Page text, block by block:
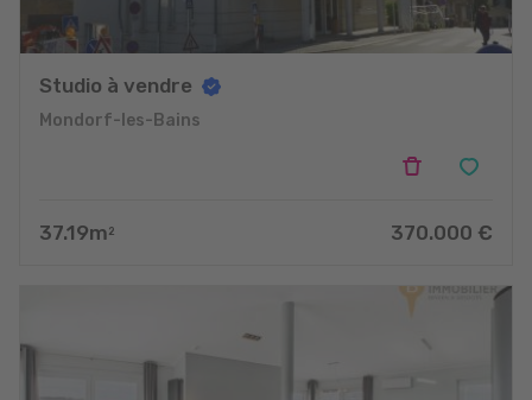
Studio à vendre
Mondorf-les-Bains
37.19m 2 370.000 €